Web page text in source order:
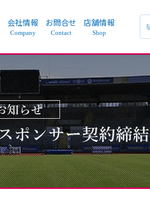
会社情報
Company
お問合せ
Contact
店舗情報
Shop